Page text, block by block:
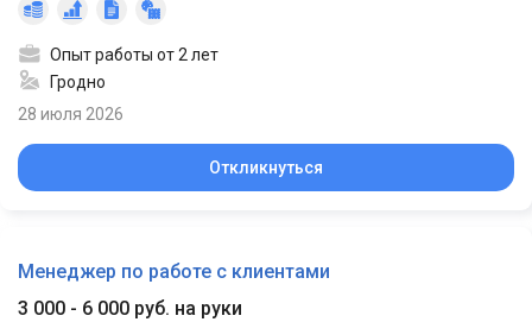
Опыт работы от 2 лет
Гродно
28 июля 2026
Откликнуться
Менеджер по работе с клиентами
3 000 - 6 000 руб. на руки